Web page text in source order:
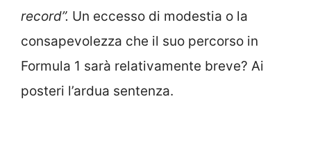
record”. Un eccesso di modestia o la
consapevolezza che il suo percorso in
Formula 1 sarà relativamente breve? Ai
posteri l’ardua sentenza.